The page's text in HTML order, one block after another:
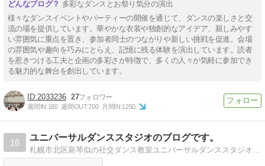
多彩なダンスとお祭り気分の演出
様々なダンスイベントやパーティーの開催を通じて、ダンスの楽しさと交
流の場を提供しています。華やかな衣装や独創的なアイデア、親しみやす
い雰囲気に重点を置き、参加者同士のつながりや新しい挑戦を促進。会場
の雰囲気や趣向を巧みにとらえ、記憶に残る体験を演出しています。読者
を惹きつける工夫と企画の多彩さが特徴で、多くの人々が気軽に参加でき
る魅力的な舞台を創出しています。
2033236 27
週間IN:180 週間OUT:700 月間IN:1250
16
ユニバーサルダンススタジオのブログです。